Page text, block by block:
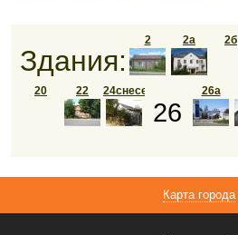
Здания:
2 2а 2б
20 22 24снесен
26
26а
Карта города